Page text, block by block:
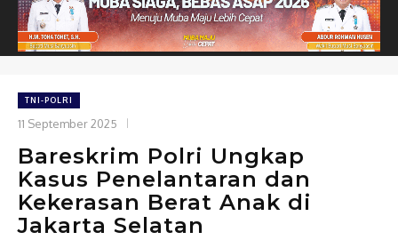
TNI-POLRI
11 September 2025
Bareskrim Polri Ungkap
Kasus Penelantaran dan
Kekerasan Berat Anak di
Jakarta Selatan